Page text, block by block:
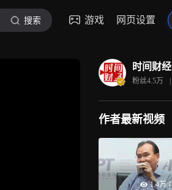
搜索 游戏 网页设置
时间财经
粉丝4.5万 |
作者最新视频
1.4万